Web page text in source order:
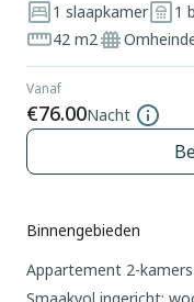
1 slaapkamer
1
42 m2
Vanaf
€76.00Nacht
Binnengebieden
Appartement 2-